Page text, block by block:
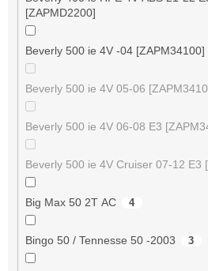
[ZAPMD2200]
Beverly 500 ie 4V -04 [ZAPM34100]
Beverly 500 ie 4V 05-06
Beverly 500 ie 4V 06-08 E3
Beverly 500 ie 4V Cruiser 07-12 E3
Big Max 50 2T AC 4
Bingo 50 / Tennesse 50 -2003 3